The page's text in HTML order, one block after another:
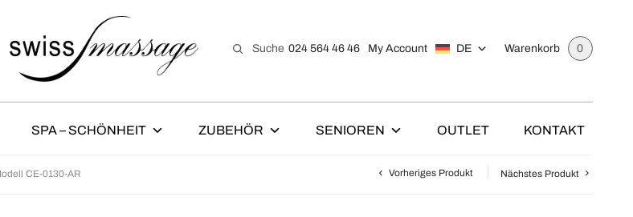
Suche 024 564 46 46 My Account DE Warenkorb 0
SPA – SCHÖNHEIT ZUBEHÖR SENIOREN OUTLET KONTAKT
CE-0130-AR Vorheriges Produkt Nächstes Produkt